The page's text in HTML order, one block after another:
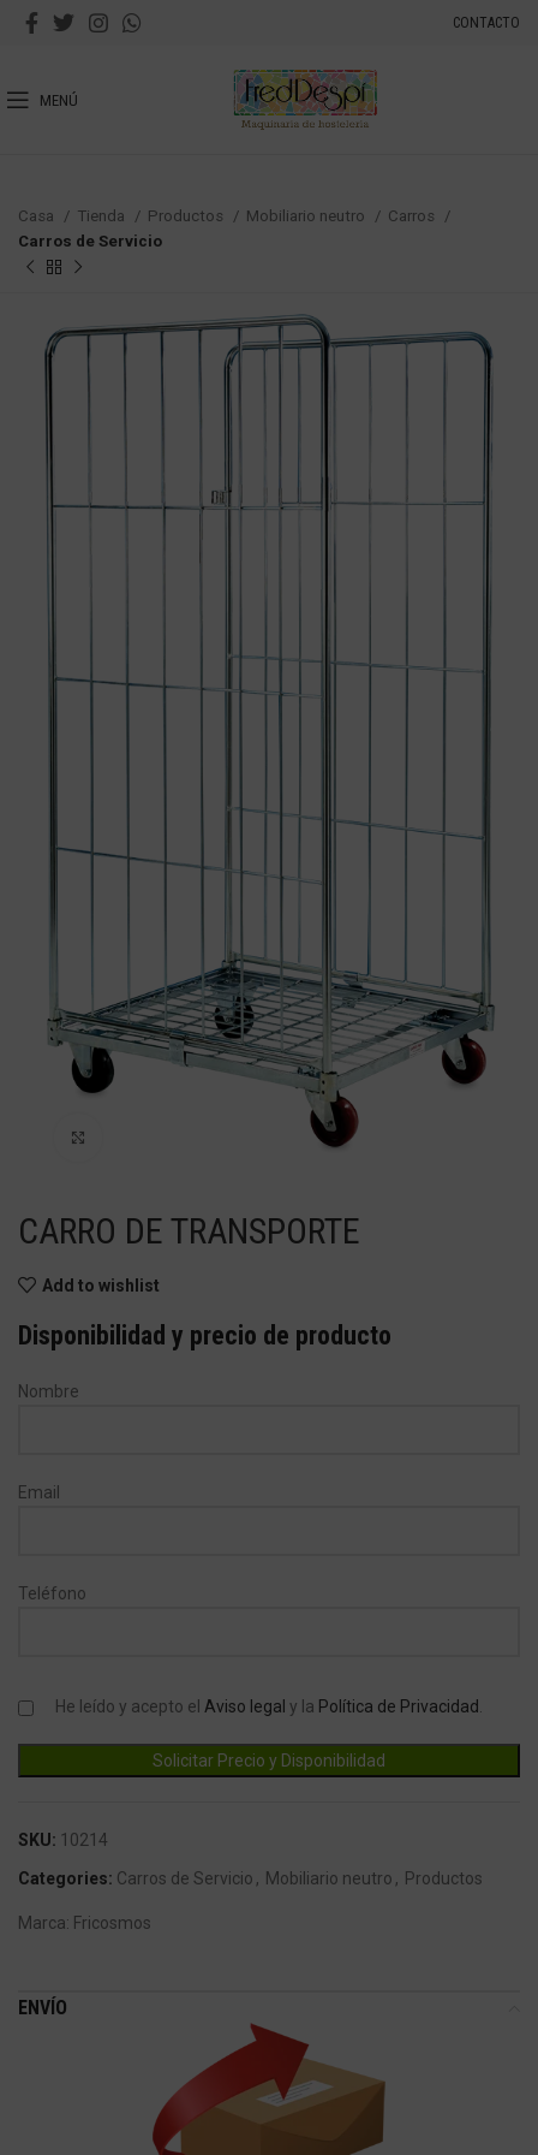
CONTACTO
MENÚ
Casa Tienda Productos Mobiliario neutro
Carros
Carros de Servicio
CARRO DE TRANSPORTE
Add to wishlist
Disponibilidad y precio de producto
Nombre
Email
Teléfono
He leído y acepto el Aviso legal y la Política de Privacidad
SKU: 10214
Categories: Carros de Servicio , Mobiliario neutro , Productos
Marca: Fricosmos
ENVÍO